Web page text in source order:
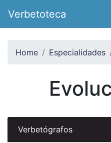
Verbetoteca
Home Especialidades
Verbetógrafos